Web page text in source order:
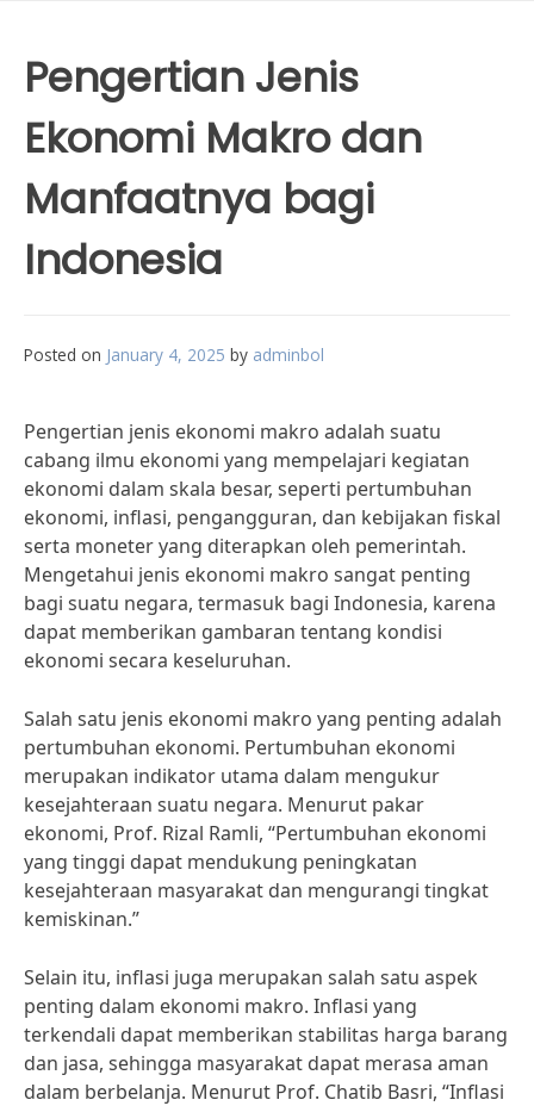
Pengertian Jenis
Ekonomi Makro dan
Manfaatnya bagi
Indonesia
Posted on January 4, 2025 by adminbol
Pengertian jenis ekonomi makro adalah suatu
cabang ilmu ekonomi yang mempelajari kegiatan
ekonomi dalam skala besar, seperti pertumbuhan
ekonomi, inflasi, pengangguran, dan kebijakan fiskal
serta moneter yang diterapkan oleh pemerintah.
Mengetahui jenis ekonomi makro sangat penting
bagi suatu negara, termasuk bagi Indonesia, karena
dapat memberikan gambaran tentang kondisi
ekonomi secara keseluruhan.
Salah satu jenis ekonomi makro yang penting adalah
pertumbuhan ekonomi. Pertumbuhan ekonomi
merupakan indikator utama dalam mengukur
kesejahteraan suatu negara. Menurut pakar
ekonomi, Prof. Rizal Ramli, “Pertumbuhan ekonomi
yang tinggi dapat mendukung peningkatan
kesejahteraan masyarakat dan mengurangi tingkat
kemiskinan.”
Selain itu, inflasi juga merupakan salah satu aspek
penting dalam ekonomi makro. Inflasi yang
terkendali dapat memberikan stabilitas harga barang
dan jasa, sehingga masyarakat dapat merasa aman
dalam berbelanja. Menurut Prof. Chatib Basri, “Inflasi